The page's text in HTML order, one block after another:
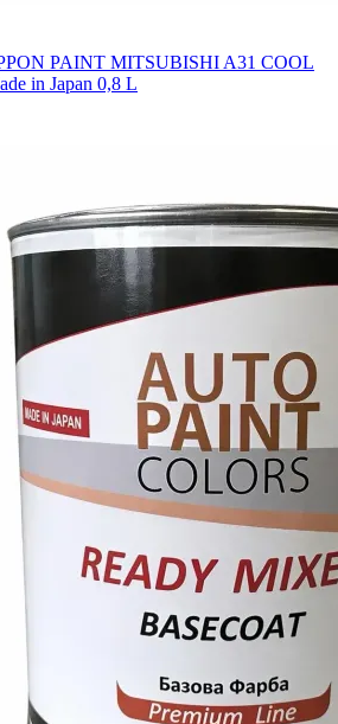
PAINT MITSUBISHI A31 COOL
in Japan 0,8 L